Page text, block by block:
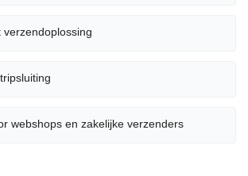
verzendoplossing
webshops en zakelijke verzenders